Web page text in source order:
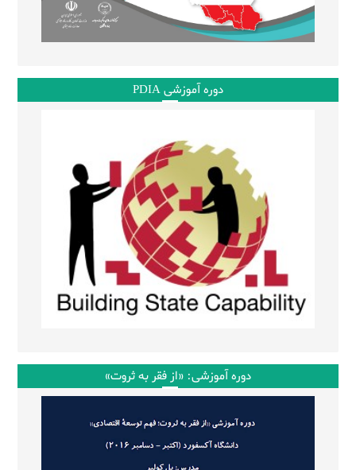
دوره آموزشی PDIA
دوره آموزشی: «از فقر به ثروت»